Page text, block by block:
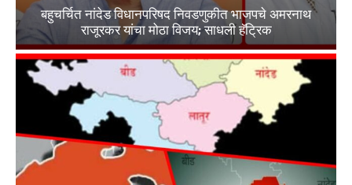
बहुचर्चित नांदेड विधानपरिषद निवडणुकीत भाजपचे अमरनाथ
राजूरकर यांचा मोठा विजय; साधली हॅट्रिक